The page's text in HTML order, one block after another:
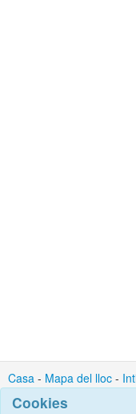
Casa - Mapa del lloc -
Cortex IT Ltd : Contacte
Cookies